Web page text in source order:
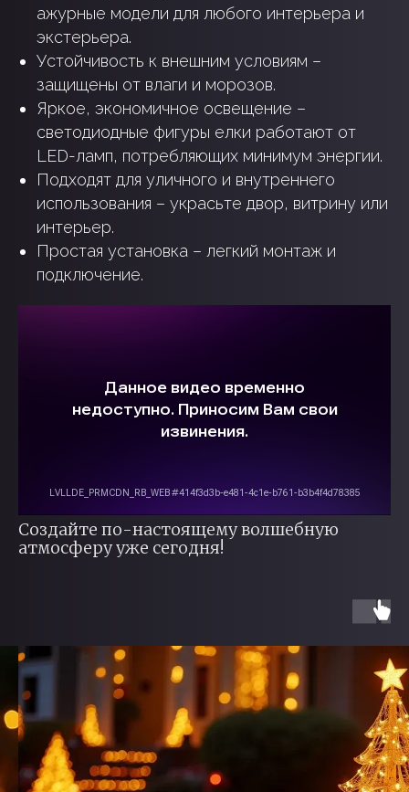
ажурные модели для любого интерьера и
экстерьера.
Устойчивость к внешним условиям –
защищены от влаги и морозов.
Яркое, экономичное освещение –
светодиодные фигуры елки работают от
LED-ламп, потребляющих минимум энергии.
Подходят для уличного и внутреннего
использования – украсьте двор, витрину или
интерьер.
Простая установка – легкий монтаж и
подключение.
Создайте по-настоящему волшебную
атмосферу уже сегодня!
ГОТОВЫЕ ПРОЕКТЫ
ЭТАПЫ